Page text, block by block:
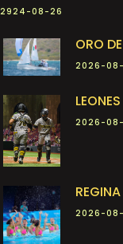
2924-08-26
ORO
2026-
2026-
2026-